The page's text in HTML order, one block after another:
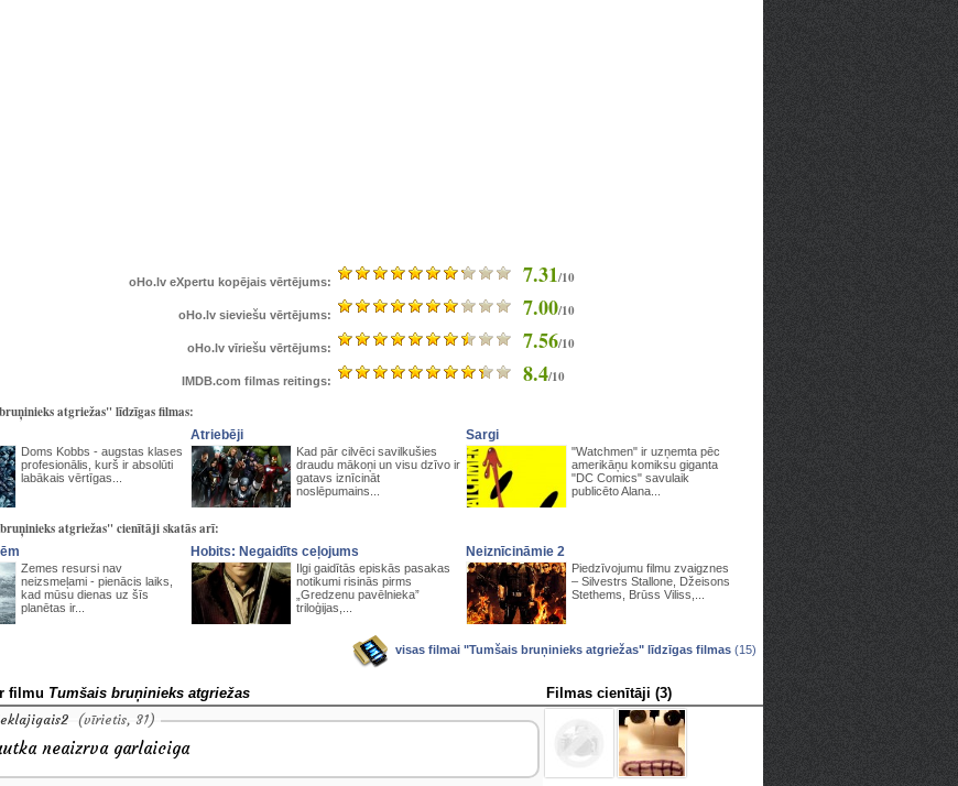
oHo.lv eXpertu kopējais vērtējums: 7.31/10
oHo.lv sieviešu vērtējums: 7.00/10
oHo.lv vīriešu vērtējums: 7.56/10
IMDB.com filmas reitings: 8.4/10
atgriežas" līdzīgas filmas:
Doms Kobbs - augstas klases
profesionālis, kurš ir absolūti
labākais vērtīgas...
Atriebēji
Kad pār cilvēci savilkušies
draudu mākoņi un visu dzīvo ir
gatavs iznīcināt
noslēpumains...
Sargi
"Watchmen" ir uzņemta pēc
amerikāņu komiksu giganta
"DC Comics" savulaik
publicēto Alana...
atgriežas" cienītāji skatās arī:
Zemes resursi nav
neizsmeļami - pienācis laiks,
kad mūsu dienas uz šīs
planētas ir...
Hobits: Negaidīts ceļojums
Ilgi gaidītās episkās pasakas
notikumi risinās pirms
„Gredzenu pavēlnieka”
triloģijas,...
Neiznīcināmie 2
Piedzīvojumu filmu zvaigznes
– Silvestrs Stallone, Džeisons
Stethems, Brūss Viliss,...
visas filmai "Tumšais bruņinieks atgriežas" līdzīgas filmas (15)
filmu Tumšais bruņinieks atgriežas
(vīrietis, 31)
neaizrva garlaiciga
Filmas cienītāji (3)